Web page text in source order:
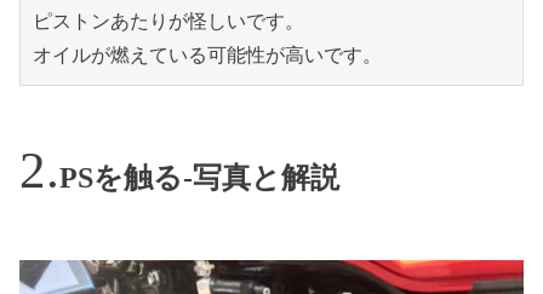
ピストンあたりが怪しいです。
オイルが燃えている可能性が高いです。
PSを触る-写真と解説